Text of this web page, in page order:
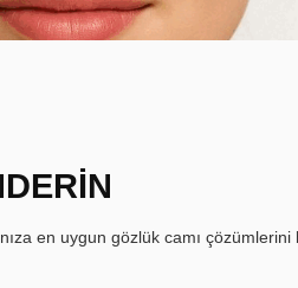
en uygun gözlük camı çözümlerini